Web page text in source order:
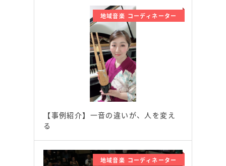
地域音楽 コーディネーター
【事例紹介】一音の違いが、人を変え
る
地域音楽 コーディネーター